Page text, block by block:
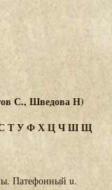
С., Шведова Н)
ТУФХЦЧШЩ
Патефонный u.